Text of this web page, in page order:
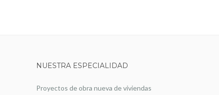
NUESTRA ESPECIALIDAD
Proyectos de obra nueva de viviendas